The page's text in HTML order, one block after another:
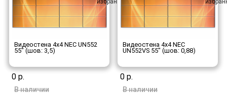
Видеостена 4x4 NEC UN552
55" (шов: 3,5)
0 р.
В наличии
Видеостена 4x4 NEC
UN552VS 55" (шов: 0,88)
0 р.
В наличии